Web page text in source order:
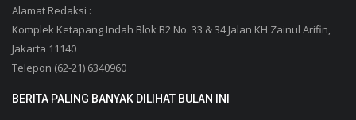
Alamat Redaksi :
Komplek Ketapang Indah Blok B2 No. 33 & 34 Jalan KH Zainul Arifin,
Jakarta 11140
Telepon (62-21) 6340960
BERITA PALING BANYAK DILIHAT BULAN INI